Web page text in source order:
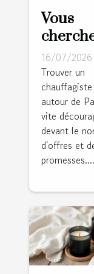
Vous
un
à Pau ?
Cette
équipe
locale
installe
pompe
16/07/2026
Trouver un
autour de
vite
devant le
d'offres et
promesses....